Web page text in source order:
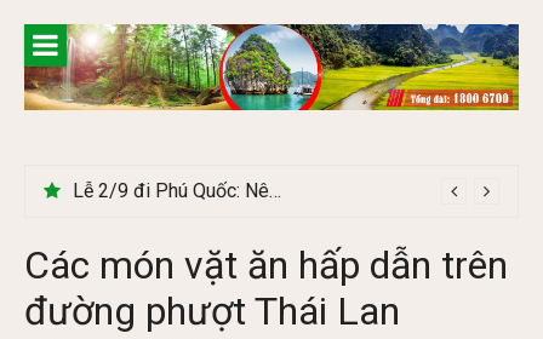
content
Lễ 2/9 đi Phú Quốc: Nên đi tour hay tự túc tiết kiệm hơn
Các món vặt ăn hấp dẫn trên
đường phượt Thái Lan